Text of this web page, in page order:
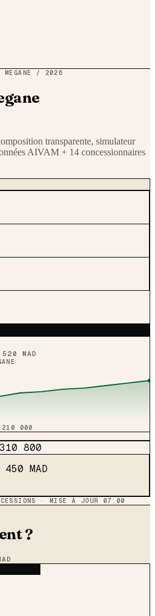
MEGANE / 2026
transparente, simulateur
AIVAM + 14 concessionnaires
MAD
210 000
310 800
450 MAD
· MISE À JOUR 07:00
?